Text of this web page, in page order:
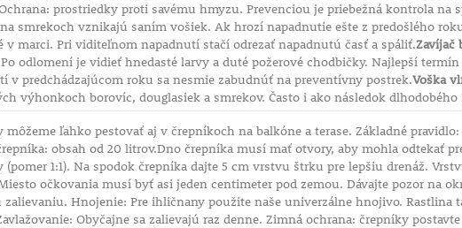
prostriedky proti savému hmyzu. Prevenciou je priebežná kontrola na
smrekoch vznikajú saním vošiek. Ak hrozí napadnutie ešte z predošlého
v marci. Pri viditeľnom napadnutí stačí odrezať napadnutú časť a spáliť.Zavíjač
odlomení je vidieť hnedasté larvy a duté požerové chodbičky. Najlepší
v predchádzajúcom roku sa nesmie zabudnúť na preventívny postrek.Voška
výhonkoch borovíc, douglasiek a smrekov. Často i ako následok
môžeme ľahko pestovať aj v črepníkoch na balkóne a terase. Základné
obsah od 20 litrov.Dno črepníka musí mať otvory, aby mohla odtekať
(pomer 1:1). Na spodok črepníka dajte 5 cm vrstvu štrku pre lepšiu drenáž.
očkovania musí byť asi jeden centimeter pod zemou. Dávajte pozor na
zalievaniu. Hnojenie: Pre ihličnany použite naše univerzálne hnojivo. Rastlina
Obyčajne sa zalievajú raz denne. Zimná ochrana: črepníky